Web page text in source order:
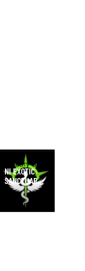
NI Exotic
Sanctuary Shop
NI EXOTIC
SANCTUARY
SHOP